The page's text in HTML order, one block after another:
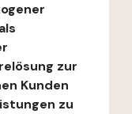
zur
Kunden
zu